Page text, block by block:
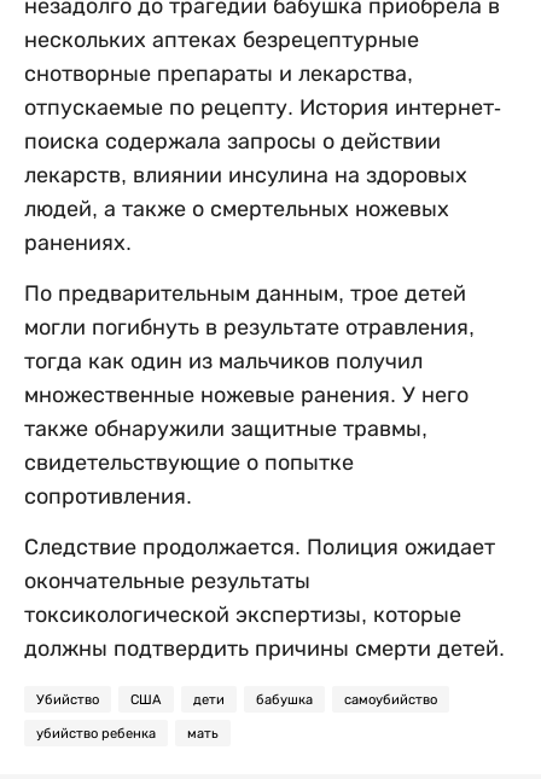
незадолго до трагедии бабушка приобрела в
нескольких аптеках безрецептурные
снотворные препараты и лекарства,
отпускаемые по рецепту. История интернет-
поиска содержала запросы о действии
лекарств, влиянии инсулина на здоровых
людей, а также о смертельных ножевых
ранениях.
По предварительным данным, трое детей
могли погибнуть в результате отравления,
тогда как один из мальчиков получил
множественные ножевые ранения. У него
также обнаружили защитные травмы,
свидетельствующие о попытке
сопротивления.
Следствие продолжается. Полиция ожидает
окончательные результаты
токсикологической экспертизы, которые
должны подтвердить причины смерти детей.
Убийство США дети бабушка самоубийство
убийство ребенка мать